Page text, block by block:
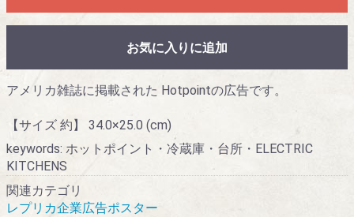
お気に入りに追加
アメリカ雑誌に掲載された Hotpointの広告です。
【サイズ 約】 34.0×25.0 (cm)
keywords: ホットポイント・冷蔵庫・台所・ELECTRIC
KITCHENS
関連カテゴリ
レプリカ企業広告ポスター